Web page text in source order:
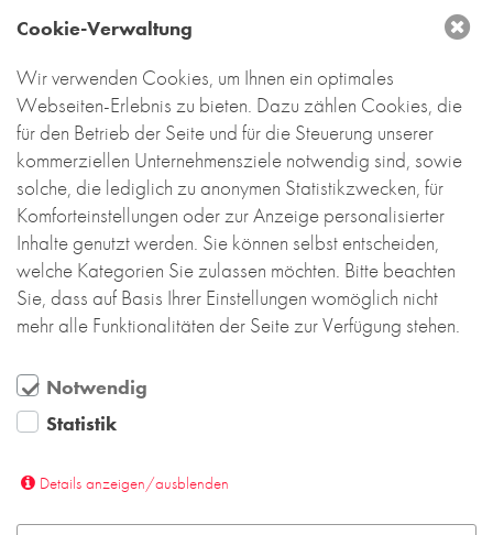
Backsteinbau der Kirche und aus dem neuen
Gemeindehaus zu kräftigen, wurde ein Stein mit
einer lebendigen Struktur gewählt.
Die Farbe des Backsteins ist exakt auf die
Farbgebung des Baudenkmals der Christi-
Himmelfahrts-Kirche abgestimmt. Durch
Herausnahme einzelner Steine aus dem eigens
dafür entwickelten Ziegelverband ist das
Sichtmauerwerk vor den Fenstern von Küche und
Nebenräumen perforiert. Diese Perforation filtert
das Tageslicht auf angenehme Art und bietet
öffentlichen Straßenbereich.
lebendig. Fenster sind als tiefe Nischen mit
geziegelten Leibungen und massiven Sohlbänken
Cookie-Verwaltung
Wir verwenden Cookies, um Ihnen ein optimales
Webseiten-Erlebnis zu bieten. Dazu zählen Cookies, die
für den Betrieb der Seite und für die Steuerung unserer
kommerziellen Unternehmensziele notwendig sind, sowie
solche, die lediglich zu anonymen Statistikzwecken, für
Komforteinstellungen oder zur Anzeige personalisierter
Inhalte genutzt werden. Sie können selbst entscheiden,
welche Kategorien Sie zulassen möchten. Bitte beachten
Sie, dass auf Basis Ihrer Einstellungen womöglich nicht
mehr alle Funktionalitäten der Seite zur Verfügung stehen.
Notwendig
Statistik
Details anzeigen/ausblenden